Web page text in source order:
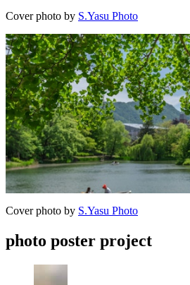
Cover photo by S.Yasu Photo
Cover photo by S.Yasu Photo
photo poster project